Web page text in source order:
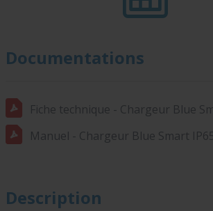
Documentations
Fiche technique - Chargeur Blue
Manuel - Chargeur Blue Smart
Description